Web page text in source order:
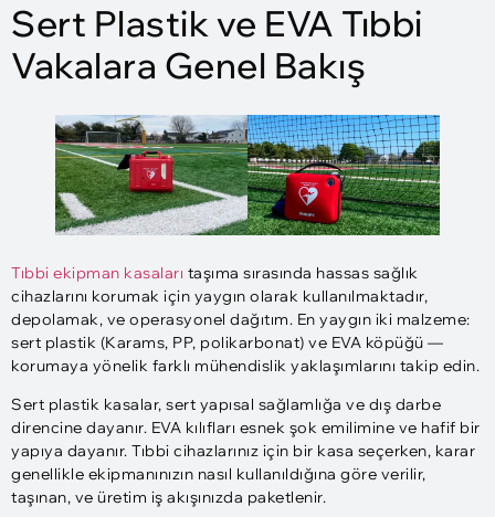
Sert Plastik ve EVA Tıbbi
Vakalara Genel Bakış
Tıbbi ekipman kasaları taşıma sırasında hassas sağlık
cihazlarını korumak için yaygın olarak kullanılmaktadır,
depolamak, ve operasyonel dağıtım. En yaygın iki malzeme:
sert plastik (Karams, PP, polikarbonat) ve EVA köpüğü —
korumaya yönelik farklı mühendislik yaklaşımlarını takip edin.
Sert plastik kasalar, sert yapısal sağlamlığa ve dış darbe
direncine dayanır. EVA kılıfları esnek şok emilimine ve hafif bir
yapıya dayanır. Tıbbi cihazlarınız için bir kasa seçerken, karar
genellikle ekipmanınızın nasıl kullanıldığına göre verilir,
taşınan, ve üretim iş akışınızda paketlenir.